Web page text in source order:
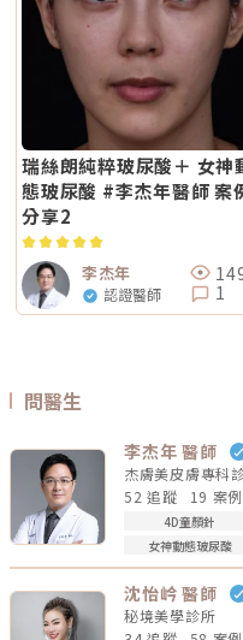
瑞絲朗純粹玻尿酸＋ 女神
態玻尿酸 #李杰年醫師 案
分享2
李杰年
認證醫師
1
問醫生
李杰年 醫師
杰膚美皮膚專科
52 追蹤
19 案例
4D童顏針
女神動態玻尿酸
沈怡岒 醫師
秘境美學診所